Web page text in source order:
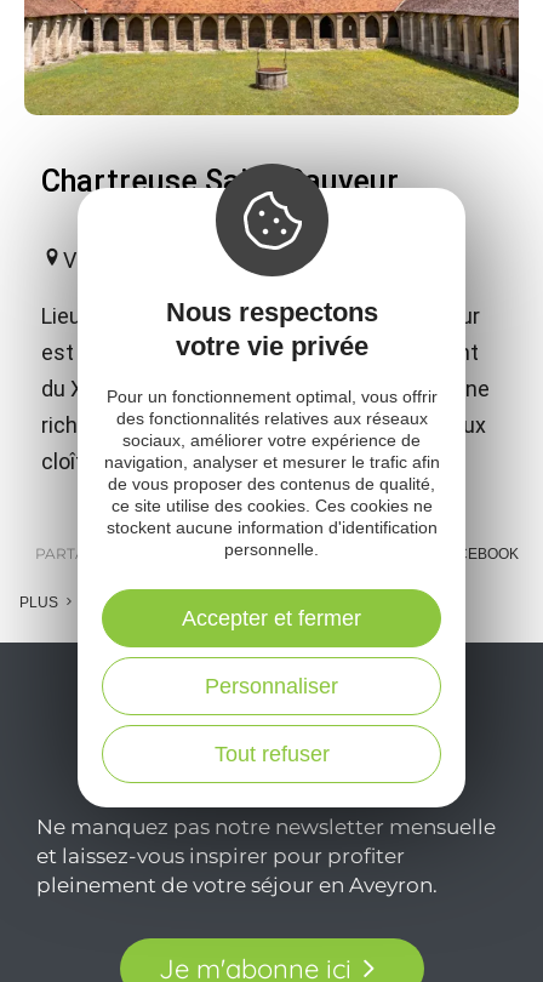
Chartreuse Saint-Sauveur
Villefranche-de-Rouergue
Lieu d'exception, la chartreuse Saint-Sauveur
est un chef-d'oeuvre du gothique flamboyant
du XVe siècle. L'édifice abrite des pièces d'une
richesse insoupçonnée parmi lesquelles deux
cloîtres, dont un des plus grands de France.
PARTAGER : E-MAIL MESSENGER FACEBOOK
PLUS
Ne manquez pas notre newsletter mensuelle
et laissez-vous inspirer pour profiter
pleinement de votre séjour en Aveyron.
Je m'abonne ici
Nous respectons
votre vie privée
Pour un fonctionnement optimal, vous offrir
des fonctionnalités relatives aux réseaux
sociaux, améliorer votre expérience de
navigation, analyser et mesurer le trafic afin
de vous proposer des contenus de qualité,
ce site utilise des cookies. Ces cookies ne
stockent aucune information d'identification
personnelle.
Tout refuser
Personnaliser
Accepter et fermer